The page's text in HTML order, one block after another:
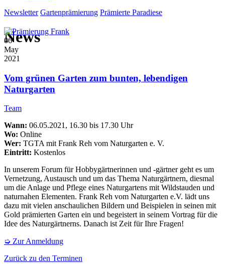
Newsletter Gartenprämierung Prämierte Paradiese
News
06
May
2021
Vom grünen Garten zum bunten, lebendigen
Naturgarten
Team
Wann: 06.05.2021, 16.30 bis 17.30 Uhr
Wo: Online
Wer: TGTA mit Frank Reh vom Naturgarten e. V.
Eintritt: Kostenlos
In unserem Forum für Hobbygärtnerinnen und -gärtner geht es um
Vernetzung, Austausch und um das Thema Naturgärtnern, diesmal
um die Anlage und Pflege eines Naturgartens mit Wildstauden und
naturnahen Elementen. Frank Reh vom Naturgarten e.V. lädt uns
dazu mit vielen anschaulichen Bildern und Beispielen in seinen mit
Gold prämierten Garten ein und begeistert in seinem Vortrag für die
Idee des Naturgärtnerns. Danach ist Zeit für Ihre Fragen!
➭ Zur Anmeldung
Zurück zu den Terminen